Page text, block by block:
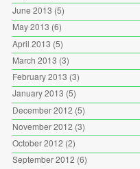
June 2013 (5)
May 2013 (6)
April 2013 (5)
March 2013 (3)
February 2013 (3)
January 2013 (5)
December 2012 (5)
November 2012 (3)
October 2012 (2)
September 2012 (6)